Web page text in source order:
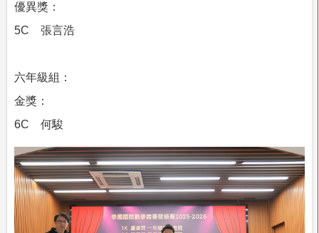
優異獎：
5C
張言浩
六年級組：
金獎：
6C
何駿